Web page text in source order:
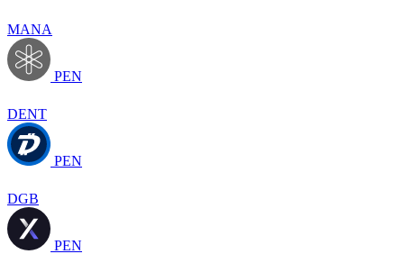
MANA
PEN
DENT
PEN
DGB
PEN